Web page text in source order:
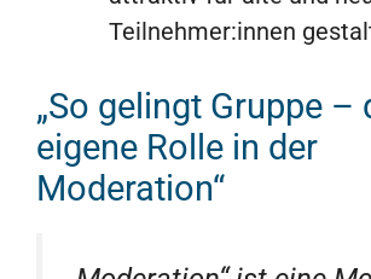
Teilnehmer:innen
„So gelingt Gruppe –
eigene Rolle in der
Moderation“